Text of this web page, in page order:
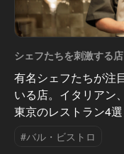
シェフたちを刺激する
有名シェフたちが注
いる店。イタリアン
東京のレストラン4選
#バル・ビストロ